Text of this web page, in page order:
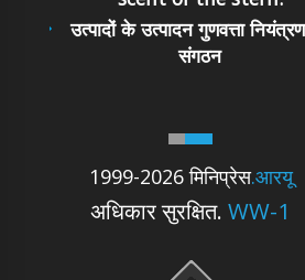
1999-2026 मिनिप्रेस.आरयू
अधिकार सुरक्षित.WW-1
उत्पादों के उत्पादन गुणवत्ता
संगठन